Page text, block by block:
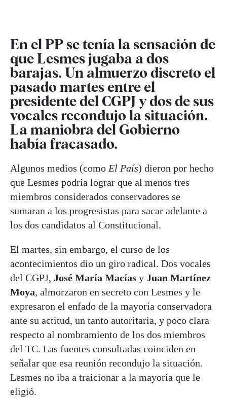
En el PP se tenía la sensación de
que Lesmes jugaba a dos
barajas. Un almuerzo discreto el
pasado martes entre el
presidente del CGPJ y dos de sus
vocales recondujo la situación.
La maniobra del Gobierno
había fracasado.
Algunos medios (como El País) dieron por hecho
que Lesmes podría lograr que al menos tres
miembros considerados conservadores se
sumaran a los progresistas para sacar adelante a
los dos candidatos al Constitucional.
El martes, sin embargo, el curso de los
acontecimientos dio un giro radical. Dos vocales
del CGPJ, José María Macías y Juan Martínez
Moya, almorzaron en secreto con Lesmes y le
expresaron el enfado de la mayoría conservadora
ante su actitud, un tanto autoritaria, y poco clara
respecto al nombramiento de los dos miembros
del TC. Las fuentes consultadas coinciden en
señalar que esa reunión recondujo la situación.
Lesmes no iba a traicionar a la mayoría que le
eligió.